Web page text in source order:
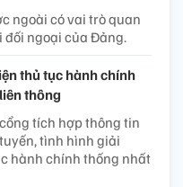
ngoài có vai trò quan
ngoại của Đảng.
thủ tục hành chính
thông
tích hợp thông tin
tình hình giải
hành chính thống nhất